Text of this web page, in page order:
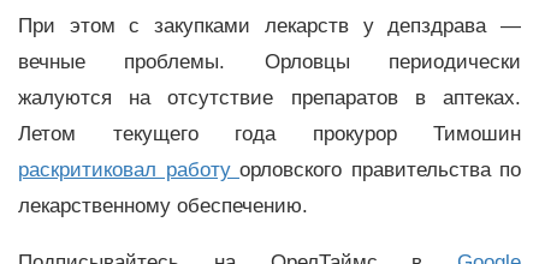
При этом с закупками лекарств у депздрава —
вечные проблемы. Орловцы периодически
жалуются на отсутствие препаратов в аптеках.
Летом текущего года прокурор Тимошин
раскритиковал работу орловского правительства по
лекарственному обеспечению.